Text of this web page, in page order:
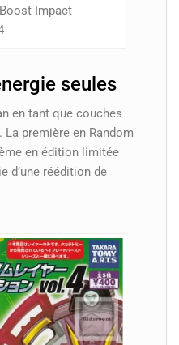
Impact
seules
en tant que couches
La première en Random
en édition limitée
d’une réédition de